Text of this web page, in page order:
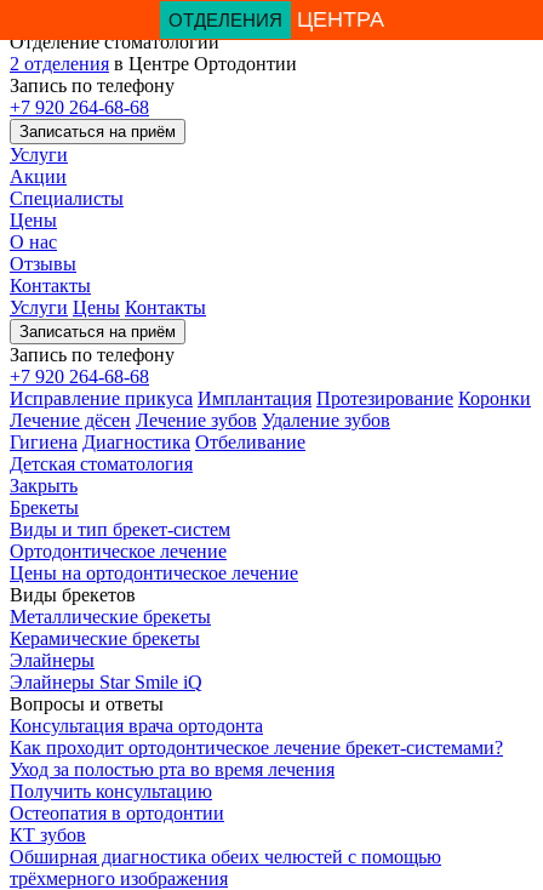
Отделение стоматологии
2 отделения в Центре Ортодонтии
Запись по телефону
+7 920 264-68-68
Записаться на приём
Услуги
Акции
Специалисты
Цены
О нас
Отзывы
Контакты
Услуги Цены Контакты
Записаться на приём
Запись по телефону
+7 920 264-68-68
Исправление прикуса Имплантация Протезирование Коронки
Лечение дёсен Лечение зубов Удаление зубов
Гигиена Диагностика Отбеливание
Детская стоматология
Закрыть
Брекеты
Виды и тип брекет-систем
Ортодонтическое лечение
Цены на ортодонтическое лечение
Виды брекетов
Металлические брекеты
Керамические брекеты
Элайнеры
Элайнеры Star Smile iQ
Вопросы и ответы
Консультация врача ортодонта
Как проходит ортодонтическое лечение брекет-системами?
Уход за полостью рта во время лечения
Получить консультацию
Остеопатия в ортодонтии
КТ зубов
Обширная диагностика обеих челюстей с помощью
трёхмерного изображения
ЦЕНТРА